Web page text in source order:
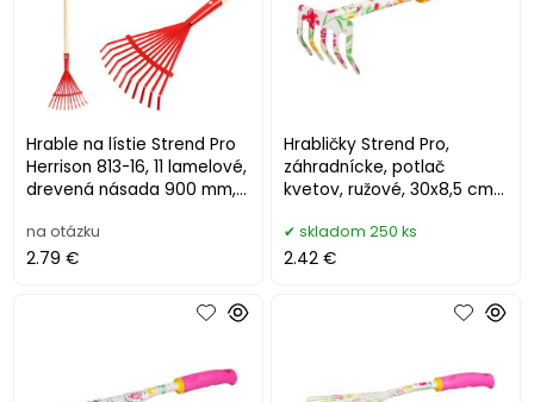
Hrable na lístie Strend Pro
Herrison 813-16, 11 lamelové,
drevená násada 900 mm,
na otázku
2.79 €
Hrabličky Strend Pro,
záhradnícke, potlač
kvetov, ružové, 30x8,5 cm,
skladom 250 ks
2.42 €